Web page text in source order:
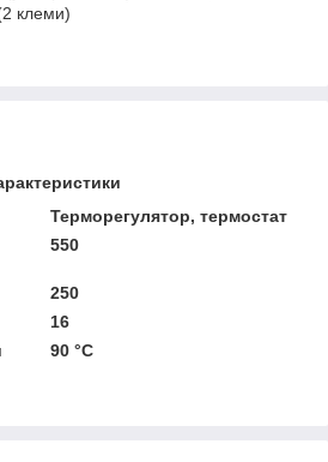
клеми)
Терморегулятор, термостат
550
250
16
90 °C